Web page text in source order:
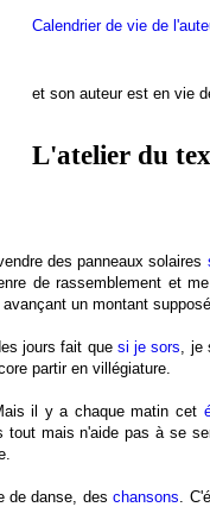
Calendrier de vie de
et son auteur est en vie
L'atelier du
des panneaux solaires
de rassemblement et
un montant
jours fait que si je sors, je
partir en villégiature.
il y a chaque matin cet
tout mais n'aide pas à se
de danse, deschansons.